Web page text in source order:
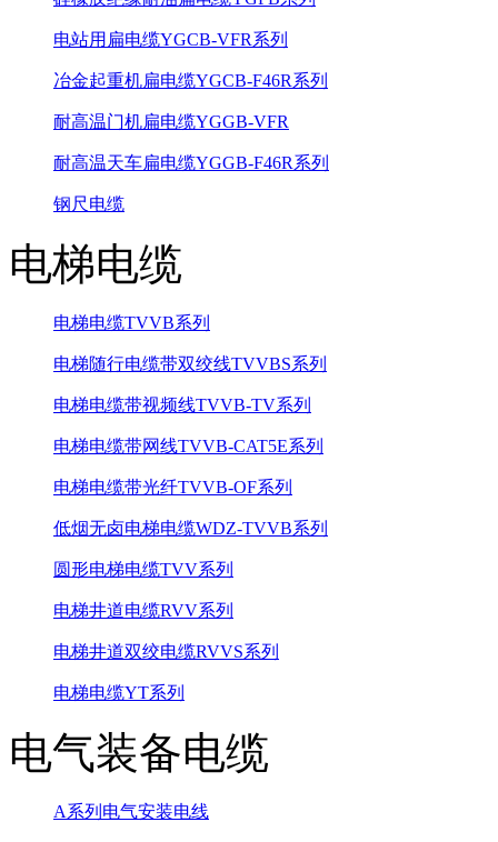
电站用扁电缆YGCB-VFR系列
冶金起重机扁电缆YGCB-F46R系列
耐高温门机扁电缆YGGB-VFR
耐高温天车扁电缆YGGB-F46R系列
钢尺电缆
电梯电缆
电梯电缆TVVB系列
电梯随行电缆带双绞线TVVBS系列
电梯电缆带视频线TVVB-TV系列
电梯电缆带网线TVVB-CAT5E系列
电梯电缆带光纤TVVB-OF系列
低烟无卤电梯电缆WDZ-TVVB系列
圆形电梯电缆TVV系列
电梯井道电缆RVV系列
电梯井道双绞电缆RVVS系列
电梯电缆YT系列
电气装备电缆
A系列电气安装电线